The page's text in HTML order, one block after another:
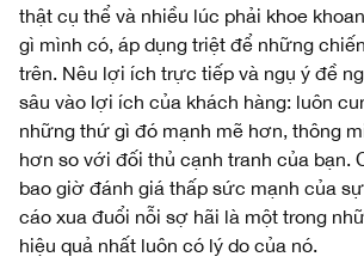
thật cụ thể và nhiều lúc phải khoe
gì mình có, áp dụng triệt để những
trên. Nêu lợi ích trực tiếp và ngụ ý đề
sâu vào lợi ích của khách hàng: luôn
những thứ gì đó mạnh mẽ hơn, thông
hơn so với đối thủ cạnh tranh của bạn.
bao giờ đánh giá thấp sức mạnh của
cáo xua đuổi nỗi sợ hãi là một trong
hiệu quả nhất luôn có lý do của nó.